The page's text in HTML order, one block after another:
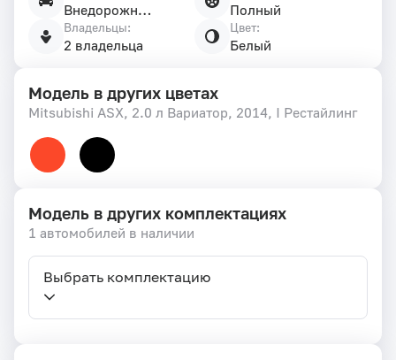
Внедорожник 5 дв. Полный
Владельцы:
2 владельца
Цвет:
Белый
Модель в других цветах
Mitsubishi ASX, 2.0 л Вариатор, 2014, I Рестайлинг
Модель в других комплектациях
1 автомобилей в наличии
Выбрать комплектацию